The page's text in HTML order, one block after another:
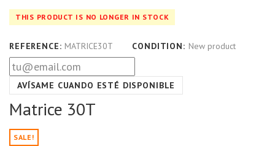
THIS PRODUCT IS NO LONGER IN STOCK
REFERENCE: MATRICE30T CONDITION: New product
AVÍSAME CUANDO ESTÉ DISPONIBLE
Matrice 30T
SALE!